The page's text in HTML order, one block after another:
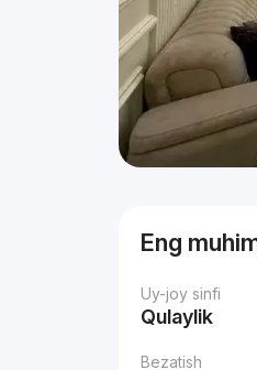
Eng
Uy-joy sinfi
Qulaylik
Bezatish